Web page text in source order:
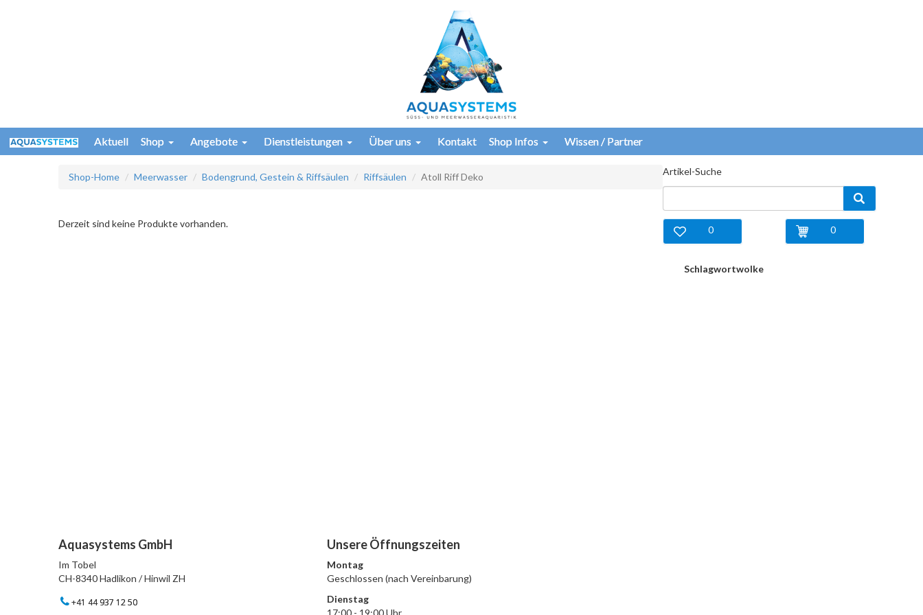
Aktuell Shop Angebote Dienstleistungen Über uns Kontakt Shop Infos Wissen / Partner
Shop-Home Meerwasser Bodengrund, Gestein & Riffsäulen Riffsäulen Atoll Riff Deko
Derzeit sind keine Produkte vorhanden.
Artikel-Suche
0
0
Schlagwortwolke
Aquasystems GmbH
Im Tobel
CH-8340 Hadlikon / Hinwil ZH
+41 44 937 12 50
Unsere Öffnungszeiten
Montag
Geschlossen (nach Vereinbarung)
Dienstag